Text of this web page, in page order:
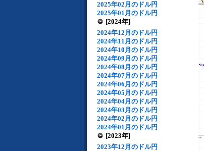
2025年02月のドル円
2025年01月のドル円
[2024年]
2024年12月のドル円
2024年11月のドル円
2024年10月のドル円
2024年09月のドル円
2024年08月のドル円
2024年07月のドル円
2024年06月のドル円
2024年05月のドル円
2024年04月のドル円
2024年03月のドル円
2024年02月のドル円
2024年01月のドル円
[2023年]
2023年12月のドル円